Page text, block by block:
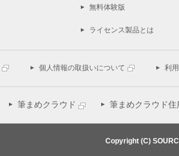
無料体験版
ライセンス製品とは
個人情報の取扱いについて 利
筆まめクラウド 筆まめクラウド住
Copyright (C)